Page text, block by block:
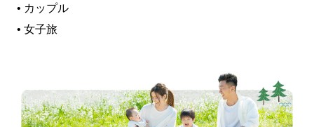
• カップル
• 女子旅